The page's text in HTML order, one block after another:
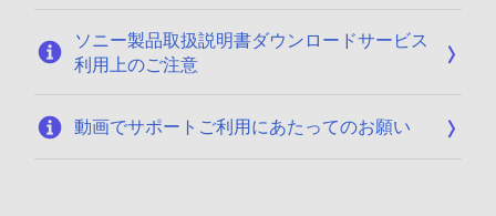
ソニー製品取扱説明書ダウンロードサービス
利用上のご注意
動画でサポートご利用にあたってのお願い